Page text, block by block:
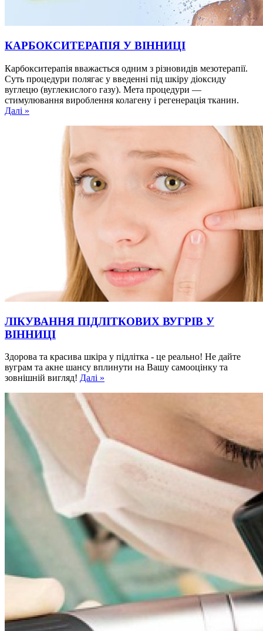
КАРБОКСИТЕРАПІЯ У ВІННИЦІ
Карбокситерапія вважається одним з різновидів мезотерапії.
Суть процедури полягає у введенні під шкіру діоксиду
вуглецю (вуглекислого газу). Мета процедури —
стимулювання вироблення колагену і регенерація тканин.
Далі »
ЛІКУВАННЯ ПІДЛІТКОВИХ ВУГРІВ У
ВІННИЦІ
Здорова та красива шкіра у підлітка - це реально! Не дайте
вуграм та акне шансу вплинути на Вашу самооцінку та
зовнішній вигляд! Далі »